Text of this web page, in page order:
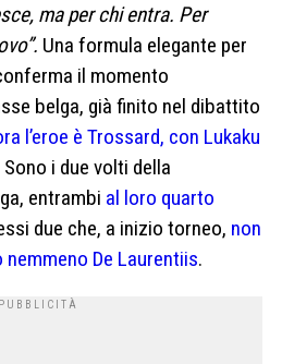
ma per chi entra. Per
Una formula elegante per
il momento
belga, già finito nel dibattito
l’eroe è Trossard, con Lukaku
Sono i due volti della
entrambi al loro quarto
due che, a inizio torneo, non
De Laurentiis.